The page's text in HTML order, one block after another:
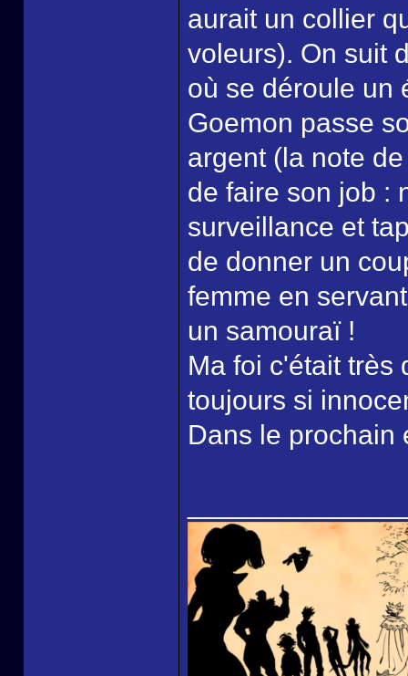
aurait un collier
voleurs). On suit
où se déroule un
Goemon passe
argent (la note
de faire son job :
surveillance et
de donner un
femme en
un samouraï !
Ma foi c'était très
toujours si
Dans le prochain